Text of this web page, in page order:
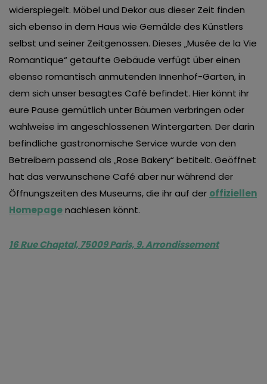
widerspiegelt. Möbel und Dekor aus dieser Zeit finden
sich ebenso in dem Haus wie Gemälde des Künstlers
selbst und seiner Zeitgenossen. Dieses „Musée de la Vie
Romantique“ getaufte Gebäude verfügt über einen
ebenso romantisch anmutenden Innenhof-Garten, in
dem sich unser besagtes Café befindet. Hier könnt ihr
eure Pause gemütlich unter Bäumen verbringen oder
wahlweise im angeschlossenen Wintergarten. Der darin
befindliche gastronomische Service wurde von den
Betreibern passend als „Rose Bakery“ betitelt. Geöffnet
hat das verwunschene Café aber nur während der
Öffnungszeiten des Museums, die ihr auf der offiziellen
Homepagenachlesen könnt.
16 Rue Chaptal, 75009 Paris, 9. Arrondissement